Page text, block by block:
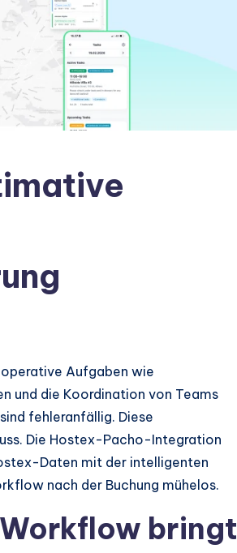
operative Aufgaben wie
und die Koordination von Teams
fehleranfällig. Diese
Die Hostex-Pacho-Integration
Daten mit der intelligenten
nach der Buchung mühelos.
bringt